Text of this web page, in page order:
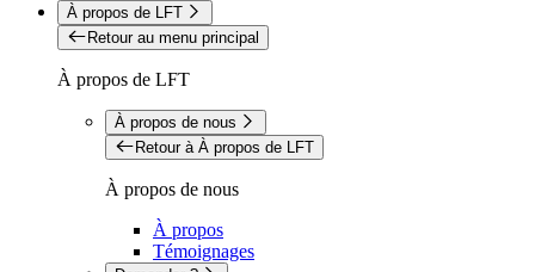
À propos de LFT
Retour au menu principal
À propos de LFT
À propos de nous
Retour à À propos de LFT
À propos de nous
À propos
Témoignages